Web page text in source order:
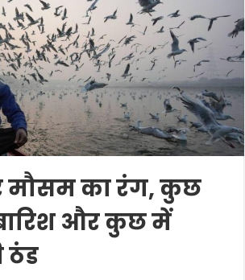
मौसम का रंग, कुछ
और कुछ में
ठंड